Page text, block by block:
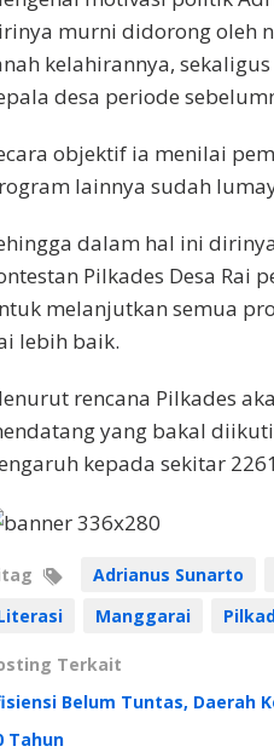
murni didorong oleh
kelahirannya,
desa periode
objektif ia menilai
lainnya sudah
dalam hal ini
Pilkades Desa Rai
melanjutkan semua
lebih baik.
rencana Pilkades
yang bakal
kepada sekitar
Adrianus Sunarto
Manggarai
Terkait
Belum Tuntas, Daerah
Tahun